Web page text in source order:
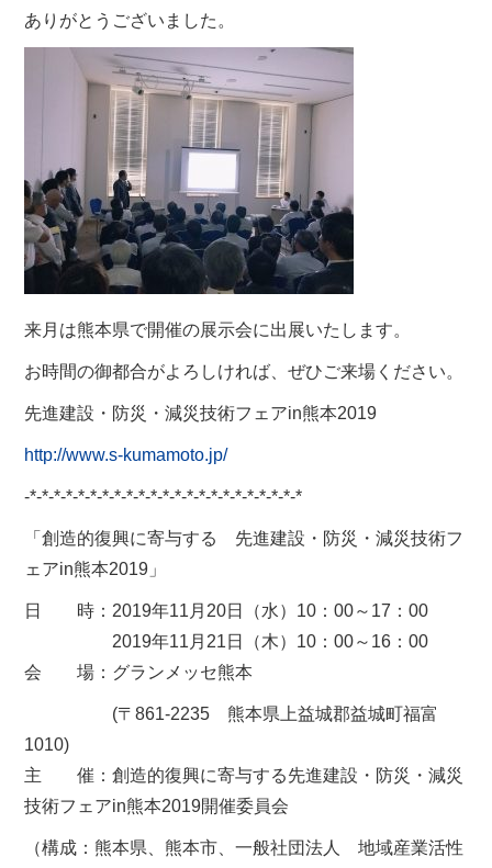
ありがとうございました。
来月は熊本県で開催の展示会に出展いたします。
お時間の御都合がよろしければ、ぜひご来場ください。
先進建設・防災・減災技術フェアin熊本2019
http://www.s-kumamoto.jp/
-*-*-*-*-*-*-*-*-*-*-*-*-*-*-*-*-*-*-*-*-*-*-*
「創造的復興に寄与する 先進建設・防災・減災技術フ
ェアin熊本2019」
日 時：2019年11月20日（水）10：00～17：00
2019年11月21日（木）10：00～16：00
会 場：グランメッセ熊本
(〒861-2235 熊本県上益城郡益城町福富
1010)
主 催：創造的復興に寄与する先進建設・防災・減災
技術フェアin熊本2019開催委員会
（構成：熊本県、熊本市、一般社団法人 地域産業活性